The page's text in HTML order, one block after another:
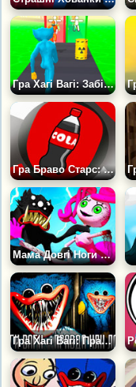
Гра Хагі Вагі: Забіг дивакуватого монстра
Гра Браво Старс: Бабл Кола
Мама Довгі Ноги проти Кіллі Віллі
Гра Хагі Вагі: Правда чи брехня